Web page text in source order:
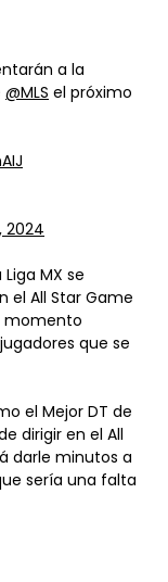
a la
@MLS el próximo
2024
MX se
el All Star Game
momento
que se
el Mejor DT de
dirigir en el All
darle minutos a
sería una falta